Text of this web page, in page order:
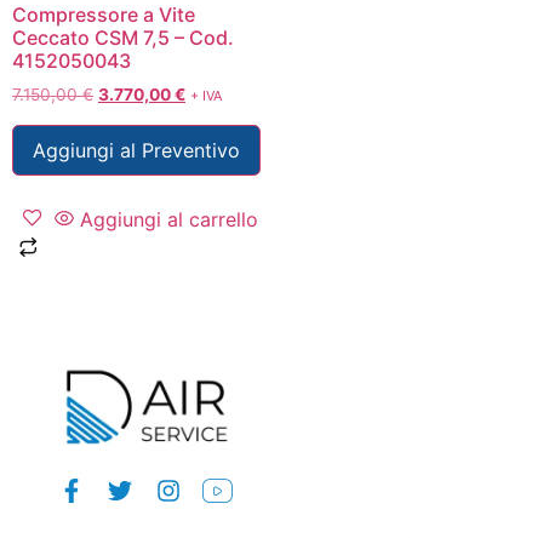
Compressore a Vite
Ceccato CSM 7,5 – Cod.
4152050043
7.150,00€ 3.770,00€ + IVA
Aggiungi al Preventivo
Aggiungi al carrello